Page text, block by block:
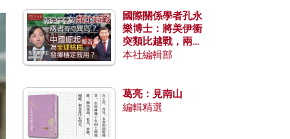
國際關係學者孔永
樂博士：將美伊衝
突類比越戰，兩者
有何異同？中國崛
本社編輯部
葛亮：見南山
編輯精選